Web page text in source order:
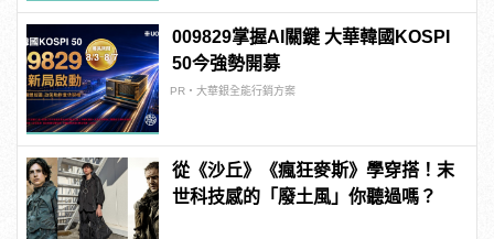
009829掌握AI關鍵 大華韓國KOSPI
50今強勢開募
PR・大華銀全能行銷方案
從《沙丘》《瘋狂麥斯》學穿搭！末
世科技感的「廢土風」你聽過嗎？